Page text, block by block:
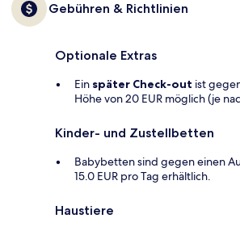
Gebühren & Richtlinien
Optionale Extras
Ein später Check-out ist
Höhe von 20 EUR möglich (je
Kinder- und Zustellbetten
Babybetten sind gegen einen
15.0 EUR pro Tag erhältlich.
Haustiere